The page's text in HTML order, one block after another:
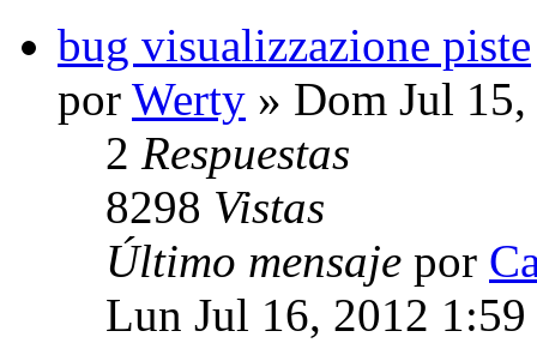
bug visualizzazione piste
por Werty » Dom Jul
2 Respuestas
8298 Vistas
Último mensaje por
Lun Jul 16, 2012 1:59